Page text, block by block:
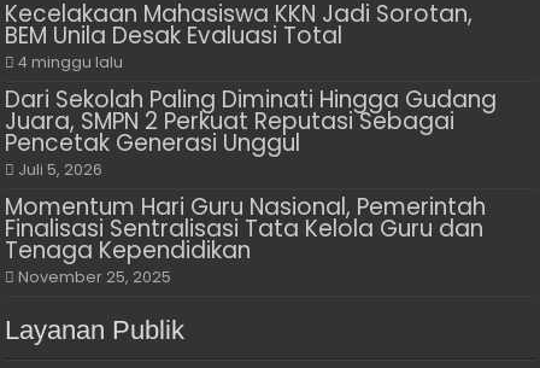
Kecelakaan Mahasiswa KKN Jadi Sorotan,
BEM Unila Desak Evaluasi Total
4 minggu lalu
Dari Sekolah Paling Diminati Hingga Gudang
Juara, SMPN 2 Perkuat Reputasi Sebagai
Pencetak Generasi Unggul
Juli 5, 2026
Momentum Hari Guru Nasional, Pemerintah
Finalisasi Sentralisasi Tata Kelola Guru dan
Tenaga Kependidikan
November 25, 2025
Layanan Publik